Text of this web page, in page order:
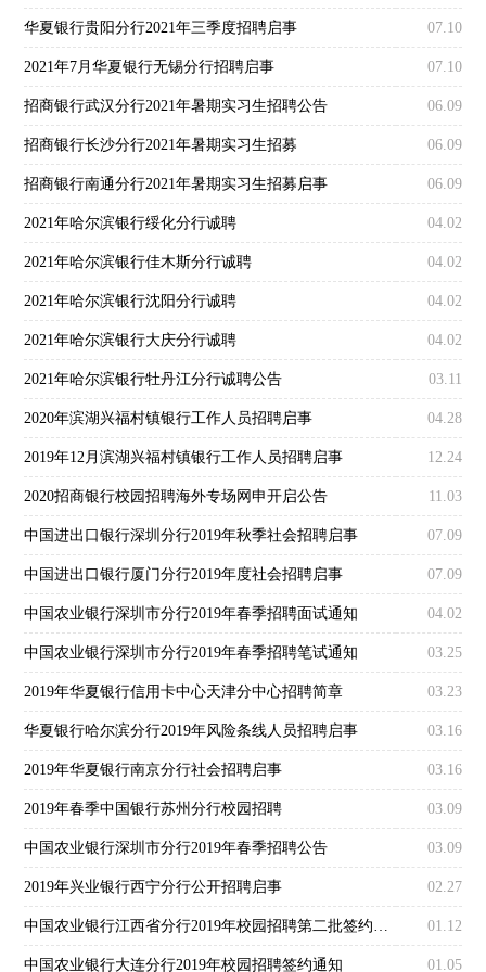
华夏银行贵阳分行2021年三季度招聘启事 07.10
2021年7月华夏银行无锡分行招聘启事 07.10
招商银行武汉分行2021年暑期实习生招聘公告 06.09
招商银行长沙分行2021年暑期实习生招募 06.09
招商银行南通分行2021年暑期实习生招募启事 06.09
2021年哈尔滨银行绥化分行诚聘 04.02
2021年哈尔滨银行佳木斯分行诚聘 04.02
2021年哈尔滨银行沈阳分行诚聘 04.02
2021年哈尔滨银行大庆分行诚聘 04.02
2021年哈尔滨银行牡丹江分行诚聘公告 03.11
2020年滨湖兴福村镇银行工作人员招聘启事 04.28
2019年12月滨湖兴福村镇银行工作人员招聘启事 12.24
2020招商银行校园招聘海外专场网申开启公告 11.03
中国进出口银行深圳分行2019年秋季社会招聘启事 07.09
中国进出口银行厦门分行2019年度社会招聘启事 07.09
中国农业银行深圳市分行2019年春季招聘面试通知 04.02
中国农业银行深圳市分行2019年春季招聘笔试通知 03.25
2019年华夏银行信用卡中心天津分中心招聘简章 03.23
华夏银行哈尔滨分行2019年风险条线人员招聘启事 03.16
2019年华夏银行南京分行社会招聘启事 03.16
2019年春季中国银行苏州分行校园招聘 03.09
中国农业银行深圳市分行2019年春季招聘公告 03.09
2019年兴业银行西宁分行公开招聘启事 02.27
中国农业银行江西省分行2019年校园招聘第二批签约通知 01.12
中国农业银行大连分行2019年校园招聘签约通知 01.05